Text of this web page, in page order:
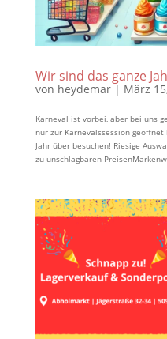
Wir sind das ganze
von heydemar| März
Karneval ist vorbei, aber bei uns
nur zur Karnevalssession
Jahr über besuchen!️ Riesige
zu unschlagbaren